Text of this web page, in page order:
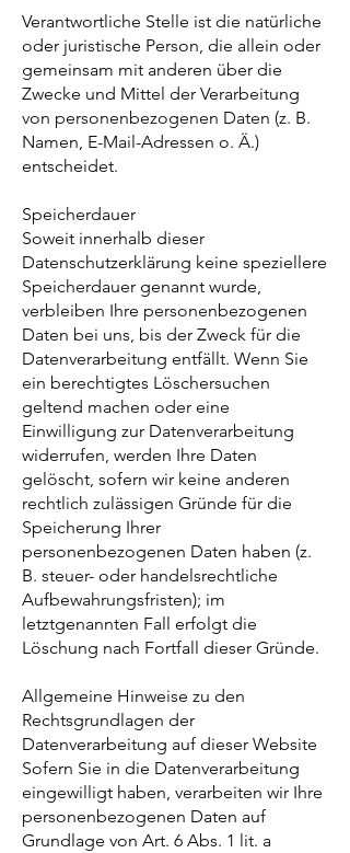
Verantwortliche Stelle ist die natürliche
oder juristische Person, die allein oder
gemeinsam mit anderen über die
Zwecke und Mittel der Verarbeitung
von personenbezogenen Daten (z. B.
Namen, E-Mail-Adressen o. Ä.)
entscheidet.
Speicherdauer
Soweit innerhalb dieser
Datenschutzerklärung keine speziellere
Speicherdauer genannt wurde,
verbleiben Ihre personenbezogenen
Daten bei uns, bis der Zweck für die
Datenverarbeitung entfällt. Wenn Sie
ein berechtigtes Löschersuchen
geltend machen oder eine
Einwilligung zur Datenverarbeitung
widerrufen, werden Ihre Daten
gelöscht, sofern wir keine anderen
rechtlich zulässigen Gründe für die
Speicherung Ihrer
personenbezogenen Daten haben (z.
B. steuer- oder handelsrechtliche
Aufbewahrungsfristen); im
letztgenannten Fall erfolgt die
Löschung nach Fortfall dieser Gründe.
Allgemeine Hinweise zu den
Rechtsgrundlagen der
Datenverarbeitung auf dieser Website
Sofern Sie in die Datenverarbeitung
eingewilligt haben, verarbeiten wir Ihre
personenbezogenen Daten auf
Grundlage von Art. 6 Abs. 1 lit. a